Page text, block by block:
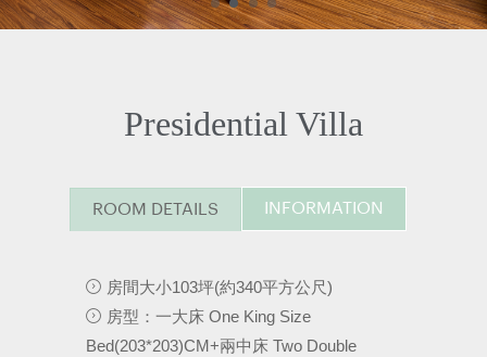
Presidential Villa
ROOM DETAILS INFORMATION
房間大小103坪(約340平方公尺)
房型：一大床 One King Size
Bed(203*203)CM+兩中床 Two Double